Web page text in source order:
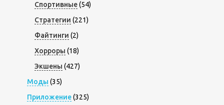
Спортивные(54)
Стратегии (221)
Файтинги (2)
Хорроры (18)
Экшены (427)
Моды (35)
Приложение(325)